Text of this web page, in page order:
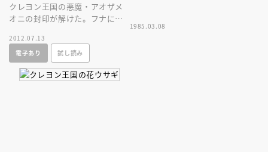
クレヨン王国の悪魔・アオザメ
オニの封印が解けた。フナに変
ちほと、うさぎのロペの冒険が
始まった。
2012.07.13
電子あり
試し読み
1985.03.08